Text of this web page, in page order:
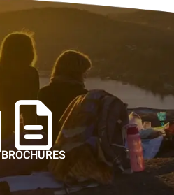
BROCHURES